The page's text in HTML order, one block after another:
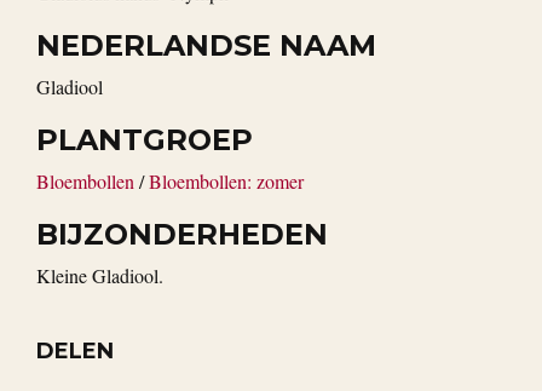
NEDERLANDSE NAAM
Gladiool
PLANTGROEP
Bloembollen /Bloembollen: zomer
BIJZONDERHEDEN
Kleine Gladiool.
DELEN